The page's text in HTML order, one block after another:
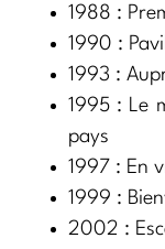
1988 :
1990 :
1993 :
1995 : Le
pays
1997 : En
1999 :
2002 :